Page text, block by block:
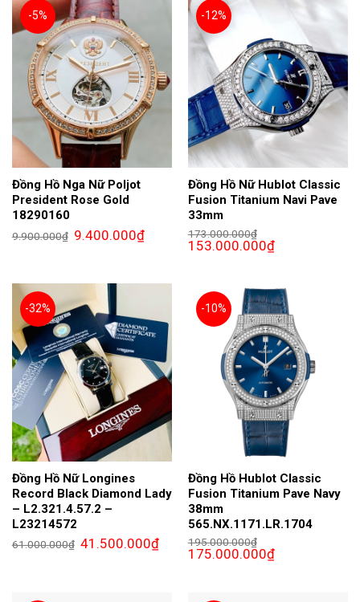
-5%
Đồng Hồ Nga Nữ Poljot
President Rose Gold
18290160
9.900.000₫ Giá
gốc
9.400.000₫Giá
hiện
-12%
Đồng Hồ Nữ Hublot Classic
Fusion Titanium Navi Pave
33mm
173.000.000₫
Giá
gốc
153.000.000₫Giá
hiện
-32%
Đồng Hồ Nữ Longines
Record Black Diamond Lady
– L2.321.4.57.2 –
L23214572
61.000.000₫ Giá
gốc
41.500.000₫Giá
hiện
-10%
Đồng Hồ Hublot Classic
Fusion Titanium Pave Navy
38mm
565.NX.1171.LR.1704
195.000.000₫
Giá
gốc
175.000.000₫Giá
hiện